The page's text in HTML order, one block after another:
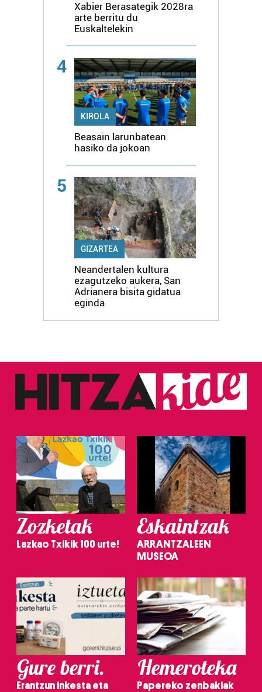
Xabier Berasategik 2028ra
arte berritu du
Euskaltelekin
4
KIROLA
Beasain larunbatean
hasiko da jokoan
5
GIZARTEA
Neandertalen kultura
ezagutzeko aukera, San
Adrianera bisita gidatua
eginda
Zozketak
Lazkao Txikik 100 urte!
Eskaintzak
ARRANTZALEEN
MUSEOA
Gure berri.
Erantzun inkesta eta
Hemeroteka
Papereko zenbakiak